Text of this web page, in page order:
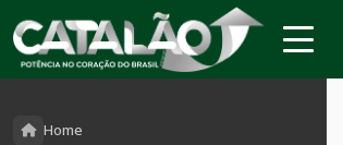
Home